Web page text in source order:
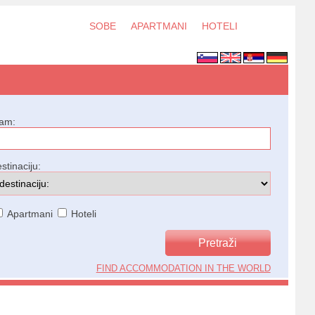
SOBE APARTMANI HOTELI
Apartmani Hoteli
FIND ACCOMMODATION IN THE WORLD